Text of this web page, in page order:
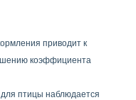
приводит к
коэффициента
птицы наблюдается